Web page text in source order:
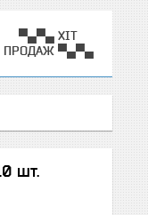
▀▄▀▄ ХІТ
ПРОДАЖ ▀▄▀▄
шт.